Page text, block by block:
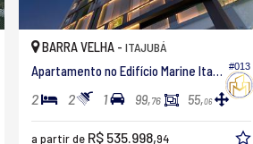
#013
BARRA VELHA - ITAJUBÁ
Apartamento no Edifício Marine Itajuba
2 2 1 99,76 55,06
a partir de R$ 535.998,94